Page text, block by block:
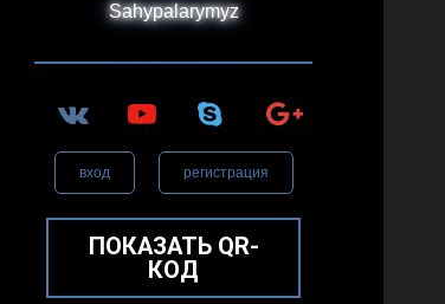
Sahypalarymyz
вход регистрация
ПОКАЗАТЬ QR-
КОД